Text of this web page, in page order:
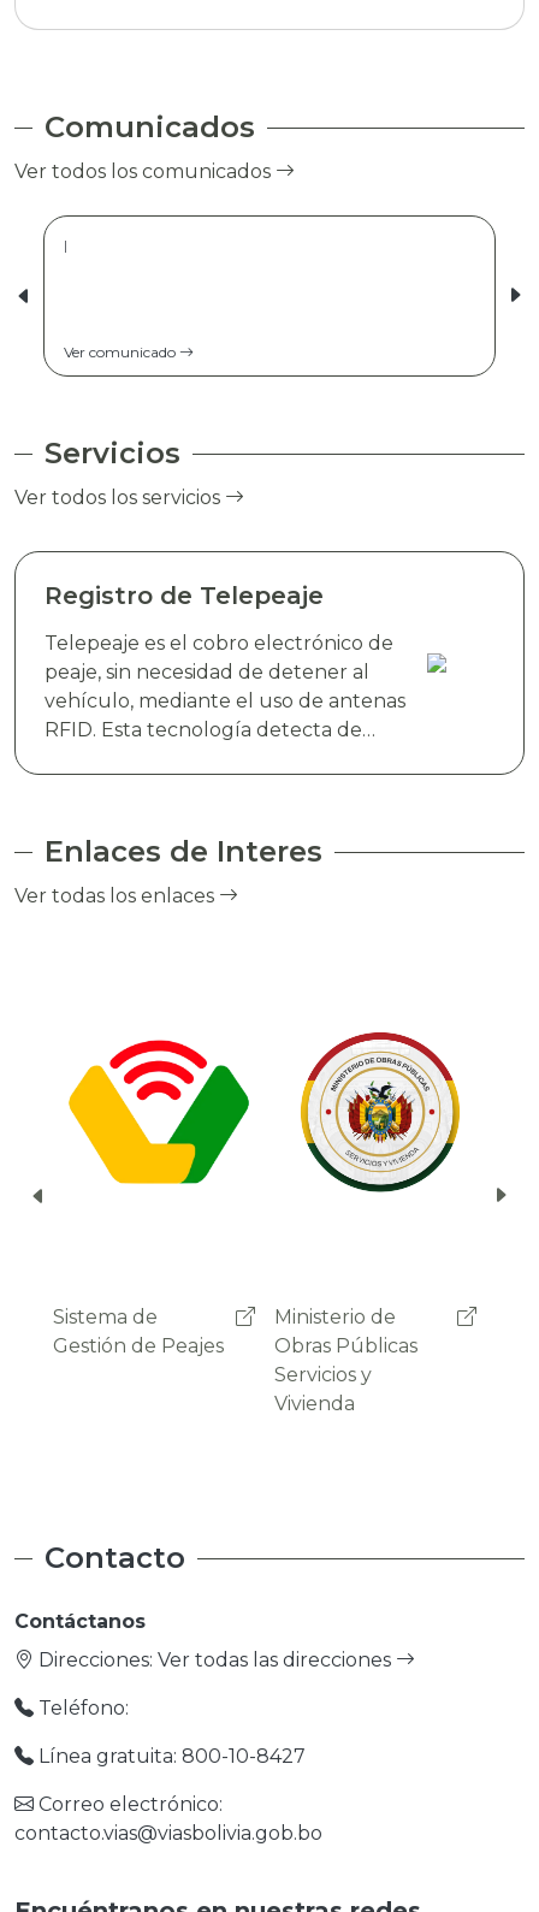
Comunicados
Ver todos los comunicados
|
Ver comunicado
Servicios
Ver todos los servicios
Registro de Telepeaje
Telepeaje es el cobro electrónico de
peaje, sin necesidad de detener al
vehículo, mediante el uso de antenas
RFID. Esta tecnología detecta de
el cobro de peaje a través del debito
usuario.
Enlaces de Interes
Ver todas los enlaces
Ministerio de
Obras Públicas
Administradora
Boliviana de
Carreteras
Contacto
Contáctanos
Direcciones: Ver todas las direcciones
Teléfono:
Línea gratuita: 800-10-8427
Correo electrónico:
contacto.vias@viasbolivia.gob.bo